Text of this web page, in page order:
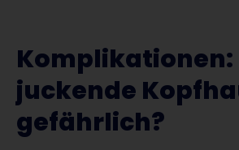
Komplikationen:
juckende
gefährlich?